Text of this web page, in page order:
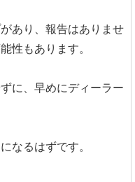
あり、報告はありませ
性もあります。
に、早めにディーラー
なるはずです。